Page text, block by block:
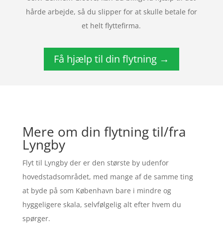
hårde arbejde, så du slipper for at skulle betale for
et helt flyttefirma.
Få hjælp til din flytning →
Mere om din flytning til/fra
Lyngby
Flyt til Lyngby der er den største by udenfor
hovedstadsområdet, med mange af de samme ting
at byde på som København bare i mindre og
hyggeligere skala, selvfølgelig alt efter hvem du
spørger.